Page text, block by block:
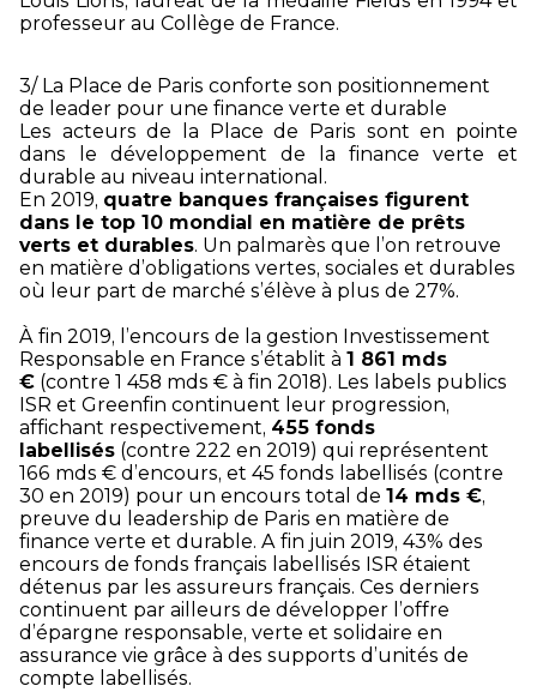
professeur au Collège de France.
3/ La Place de Paris conforte son positionnement
de leader pour une finance verte et durable
Les acteurs de la Place de Paris sont en pointe
dans le développement de la finance verte et
durable au niveau international.
En 2019, quatre banques françaises figurent
dans le top 10 mondial en matière de prêts
verts et durables. Un palmarès que l’on retrouve
en matière d’obligations vertes, sociales et durables
où leur part de marché s’élève à plus de 27%.
À fin 2019, l’encours de la gestion Investissement
Responsable en France s’établit à 1 861 mds
€ (contre 1 458 mds € à fin 2018). Les labels publics
ISR et Greenfin continuent leur progression,
affichant respectivement, 455 fonds
labellisés (contre 222 en 2019) qui représentent
166 mds € d’encours, et 45 fonds labellisés (contre
30 en 2019) pour un encours total de 14 mds €,
preuve du leadership de Paris en matière de
finance verte et durable. A fin juin 2019, 43% des
encours de fonds français labellisés ISR étaient
détenus par les assureurs français. Ces derniers
continuent par ailleurs de développer l’offre
d’épargne responsable, verte et solidaire en
assurance vie grâce à des supports d’unités de
compte labellisés.